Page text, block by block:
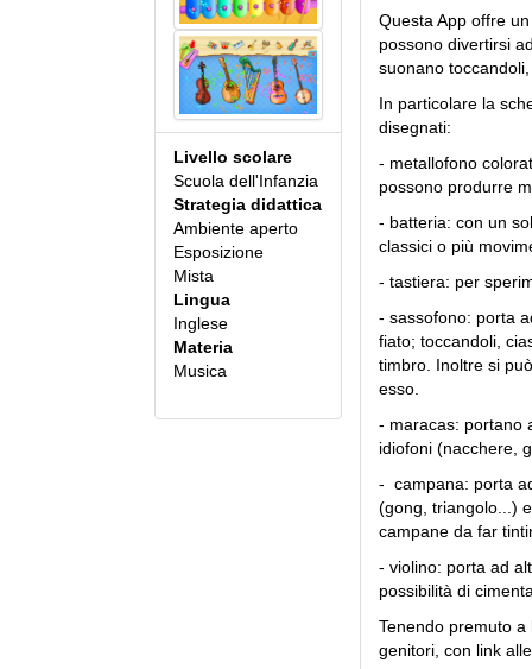
Livello scolare
Scuola dell'Infanzia
Strategia didattica
Ambiente aperto
Esposizione
Mista
Lingua
Inglese
Materia
Musica
Questa App offre
possono divertirsi
suonano
In particolare la
disegnati:
- metallofono
possono produrre
- batteria: con un
classici o più
- tastiera: per
- sassofono: porta
fiato; toccandoli,
timbro. Inoltre si
esso.
- maracas: portano
idiofoni (nacchere,
- campana: porta
(gong, triangolo...)
campane da far
- violino: porta ad
possibilità di
Tenendo premuto
genitori, con link